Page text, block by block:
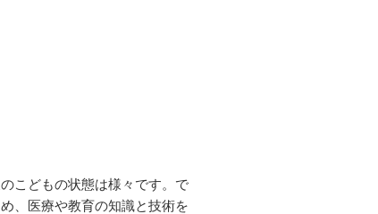
こどもの状態は様々です。で
、医療や教育の知識と技術を